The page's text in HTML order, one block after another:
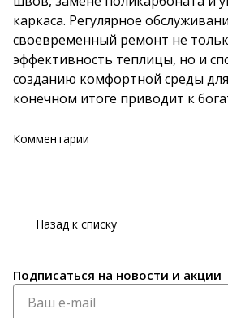
каркаса. Регулярное
своевременный ремонт не
эффективность теплицы, но и
созданию комфортной среды
конечном итоге приводит к
Комментарии
Назад к списку
Подписаться на новости и акции